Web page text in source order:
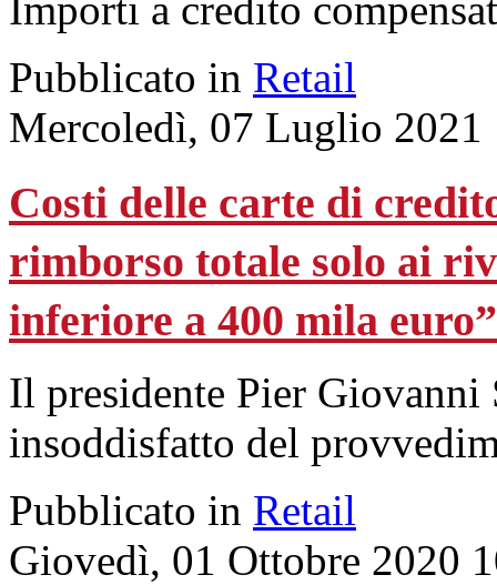
Pubblicato in Retail
Mercoledì, 07 Luglio 2021
Costi delle carte di
rimborso totale solo ai
inferiore a 400 mila
Il presidente Pier
insoddisfatto del
Pubblicato in Retail
Giovedì, 01 Ottobre 2020